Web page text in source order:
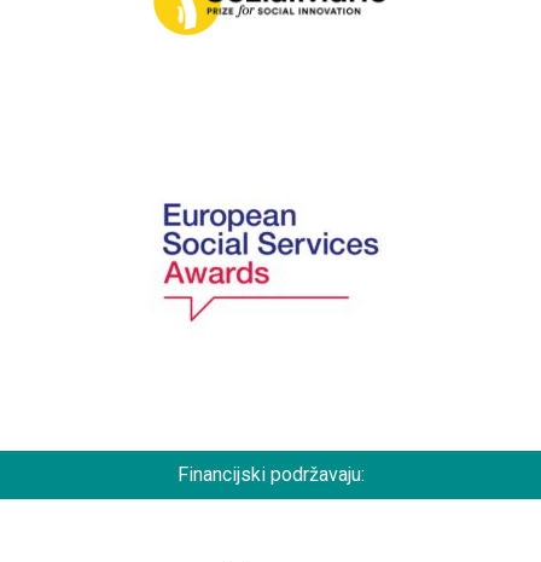
Financijski podržavaju: